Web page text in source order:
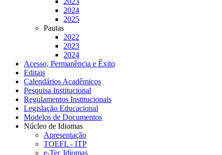
2024
2025
Pautas
2022
2023
2024
Acesso, Permanência e Êxito
Editais
Calendários Acadêmicos
Pesquisa Institucional
Regulamentos Institucionais
Legislação Educacional
Modelos de Documentos
Núcleo de Idiomas
Apresentação
TOEFL - ITP
e-Tec Idiomas